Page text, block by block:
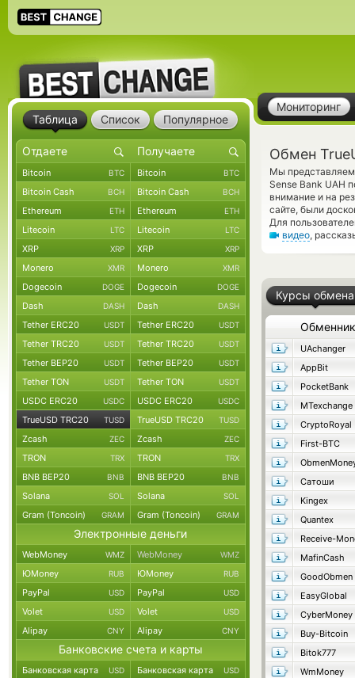
Мониторинг
Обмен
Мы представляем
Sense Bank UAH
внимание и на
сайте, были
Для
видео,
Курсы обмена
Обменник
UAchanger
AppBit
PocketBank
MTexchange
CryptoRoyal
First-BTC
Сатоши
Kingex
Quantex
Receive-
MafinCash
GoodObmen
EasyGlobal
CyberMoney
Buy-Bitcoin
Bitok777
WmMoney
Таблица Список Популярное
Bitcoin BTC Bitcoin BTC
Bitcoin Cash BCH Bitcoin Cash BCH
Ethereum ETH Ethereum ETH
Litecoin LTC Litecoin LTC
XRP XRP XRP XRP
Monero XMR Monero XMR
Dogecoin DOGE Dogecoin DOGE
Dash DASH Dash DASH
Tether ERC20 USDT Tether ERC20 USDT
Tether TRC20 USDT Tether TRC20 USDT
Tether BEP20 USDT Tether BEP20 USDT
Tether TON USDT Tether TON USDT
USDC ERC20 USDC USDC ERC20 USDC
TrueUSD TRC20 TUSD TrueUSD TRC20 TUSD
Zcash ZEC Zcash ZEC
TRON TRX TRON TRX
BNB BEP20 BNB BNB BEP20 BNB
Solana SOL Solana SOL
Gram (Toncoin) GRAM Gram (Toncoin) GRAM
Электронные деньги
WebMoney WMZ WebMoney WMZ
ЮMoney RUB ЮMoney RUB
PayPal USD PayPal USD
Volet USD Volet USD
Alipay CNY Alipay CNY
Банковские счета и карты
Банковская карта USD Банковская карта USD